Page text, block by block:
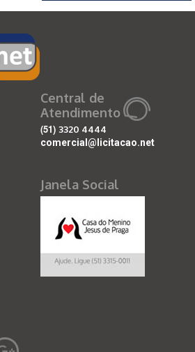
Central de
Atendimento
(51) 3320 4444
comercial@licitacao.net
Janela Social